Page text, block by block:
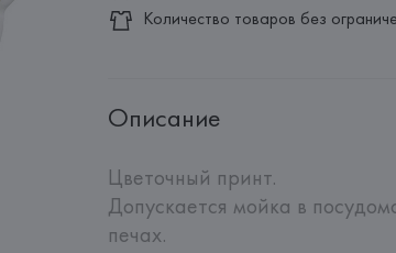
Количество товаров без
Описание
Цветочный принт.
Допускается мойка в
печах.